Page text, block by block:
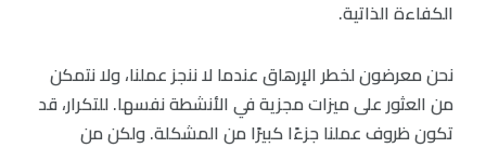
الكفاءة الذاتية.
نحن معرضون لخطر الإرهاق عندما لا ننجز عملنا، ولا نتمكن
من العثور على ميزات مجزية في الأنشطة نفسها. للتكرار، قد
تكون ظروف عملنا جزءًا كبيرًا من المشكلة. ولكن من